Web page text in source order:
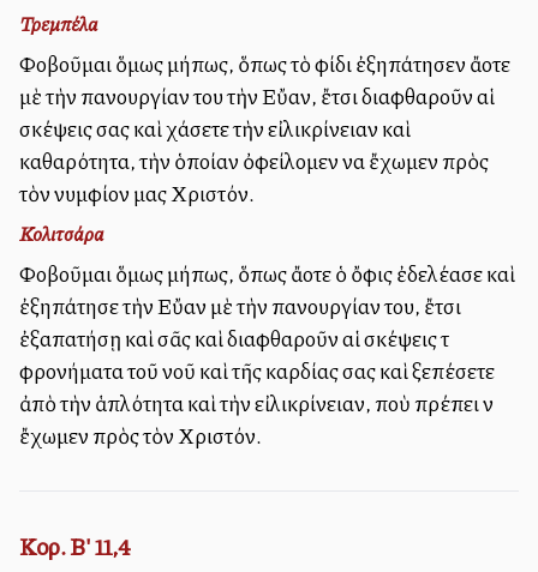
Τρεμπέλα
Φοβοῦμαι ὅμως μήπως, ὅπως τὸ φίδι ἐξηπάτησεν ἄλλοτε
μὲ τὴν πανουργίαν του τὴν Εὔαν, ἔτσι διαφθαροῦν αἱ
σκέψεις σας καὶ χάσετε τὴν εἰλικρίνειαν καὶ
καθαρότητα, τὴν ὁποίαν ὀφείλομεν να ἔχωμεν πρὸς
τὸν νυμφίον μας Χριστόν.
Κολιτσάρα
Φοβοῦμαι ὅμως μήπως, ὅπως ἄλλοτε ὁ ὄφις ἐδελέασε καὶ
ἐξηπάτησε τὴν Εὔαν μὲ τὴν πανουργίαν του, ἔτσι
ἐξαπατήσῃ καὶ σᾶς καὶ διαφθαροῦν αἱ σκέψεις τὰ
φρονήματα τοῦ νοῦ καὶ τῆς καρδίας σας καὶ ξεπέσετε
ἀπὸ τὴν ἁπλότητα καὶ τὴν εἰλικρίνειαν, ποὺ πρέπει νὰ
ἔχωμεν πρὸς τὸν Χριστόν.
Κορ. Β' 11,4